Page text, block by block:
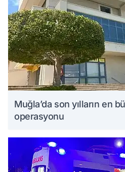
Muğla’da son yılların en
operasyonu